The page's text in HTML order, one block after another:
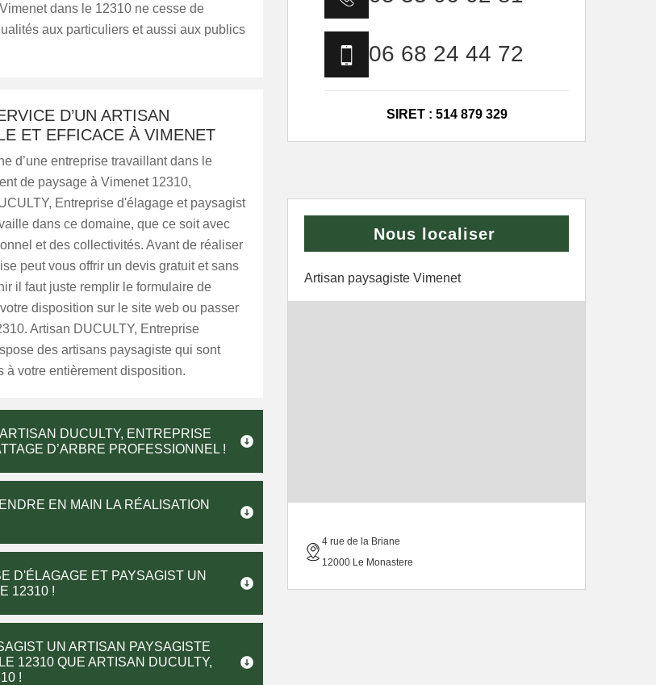
dans le 12310 ne cesse de
aux particuliers et aussi aux publics
D’UN ARTISAN
ET EFFICACE À VIMENET
d’une entreprise travaillant dans le
de paysage à Vimenet 12310,
Entreprise d'élagage et paysagist
dans ce domaine, que ce soit avec
et des collectivités. Avant de réaliser
peut vous offrir un devis gratuit et sans
il faut juste remplir le formulaire de
disposition sur le site web ou passer
Artisan DUCULTY, Entreprise
des artisans paysagiste qui sont
à votre entièrement disposition.
DUCULTY, ENTREPRISE
D’ARBRE PROFESSIONNEL !
EN MAIN LA RÉALISATION
D'ÉLAGAGE ET PAYSAGIST UN
12310 !
UN ARTISAN PAYSAGISTE
12310 QUE ARTISAN DUCULTY,
!
06 68 24 44 72
SIRET : 514 879 329
Nous localiser
Artisan paysagiste Vimenet
4 rue de la Briane
12000 Le Monastere